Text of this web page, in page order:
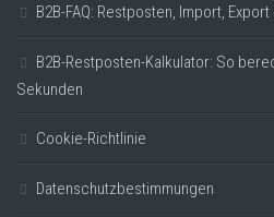
B2B-FAQ: Restposten, Import,
B2B-Restposten-Kalkulator: So
Sekunden
Cookie-Richtlinie
Datenschutzbestimmungen